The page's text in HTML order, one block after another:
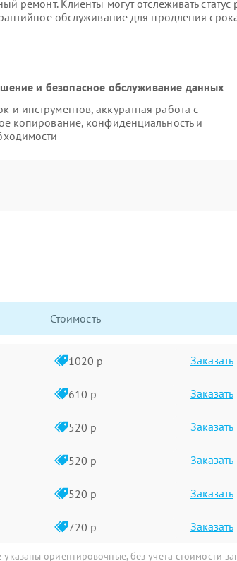
ремонт. Клиенты могут отслеживать статус
обслуживание для продления
и безопасное обслуживание данных
инструментов, аккуратная работа с
копирование, конфиденциальность и
Стоимость
1020 р Заказать
610 р Заказать
520 р Заказать
520 р Заказать
520 р Заказать
720 р Заказать
ориентировочные, без учета стоимости